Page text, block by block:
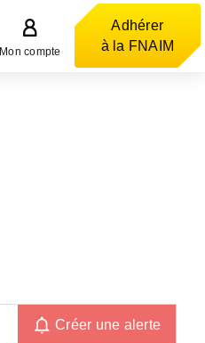
Mon compte
Adhérer
à la FNAIM
Créer une alerte